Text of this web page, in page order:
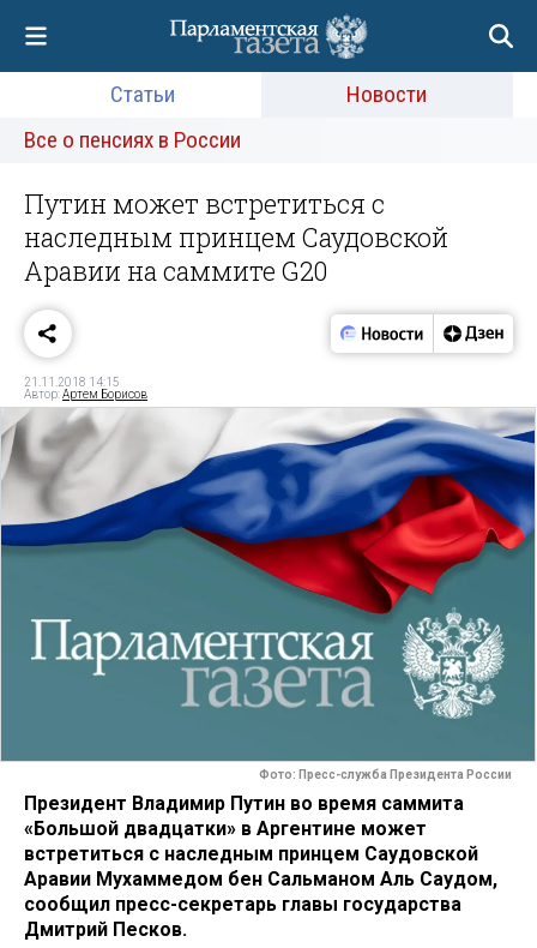
Статьи
Новости
Все о пенсиях в России
Путин может встретиться с
наследным принцем Саудовской
Аравии на саммите G20
21.11.2018 14:15
Автор:Артем Борисов
Фото: Пресс-служба Президента России
Президент Владимир Путин во время саммита
«Большой двадцатки» в Аргентине может
встретиться с наследным принцем Саудовской
Аравии Мухаммедом бен Сальманом Аль Саудом,
сообщил пресс-секретарь главы государства
Дмитрий Песков.